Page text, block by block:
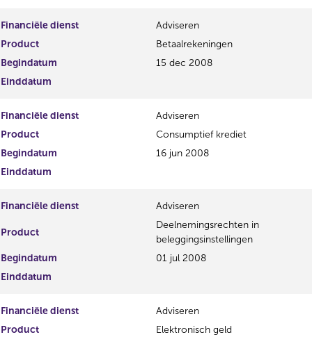
e
e
g
i
e
r
e
s
l
a
t
Financiële dienst
Adviseren
Product
Betaalrekeningen
Begindatum
15 dec 2008
Einddatum
Financiële dienst
Adviseren
Product
Consumptief krediet
Begindatum
16 jun 2008
Einddatum
Financiële dienst Adviseren
Product
Deelnemingsrechten in
beleggingsinstellingen
Begindatum
01 jul 2008
Einddatum
Financiële dienst
Adviseren
Product
Elektronisch geld